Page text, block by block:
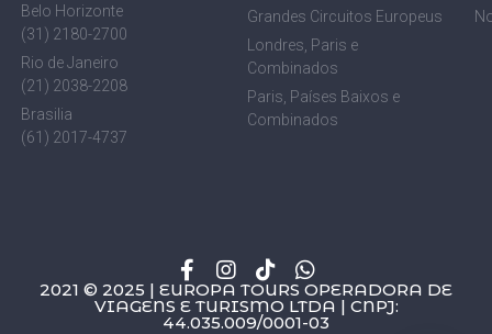
Belo Horizonte
(31) 2180-2700
Rio de Janeiro
(21) 2038-2208
Brasilia
(61) 2017-4737
Grandes Circuitos Europeus
Londres, Paris e
Combinados
Paris, Países Baixos e
Combinados
2021 © 2025 | EUROPA TOURS OPERADORA DE
VIAGENS E TURISMO LTDA | CNPJ:
44.035.009/0001-03